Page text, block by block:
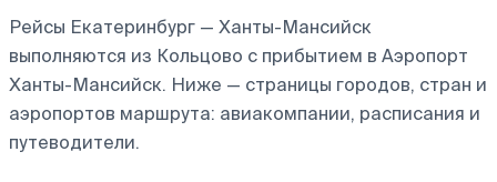
Рейсы Екатеринбург — Ханты-Мансийск
выполняются из Кольцово с прибытием в Аэропорт
Ханты-Мансийск. Ниже — страницы городов, стран и
аэропортов маршрута: авиакомпании, расписания и
путеводители.